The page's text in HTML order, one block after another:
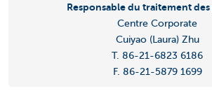
Responsable du traitement
Centre Corporate
Cuiyao (Laura) Zhu
T. 86-21-6823 6186
F. 86-21-5879 1699